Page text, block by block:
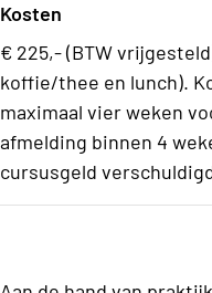
Kosten
€ 225,- (BTW
koffie/thee en lunch).
maximaal vier weken
afmelding binnen 4
cursusgeld